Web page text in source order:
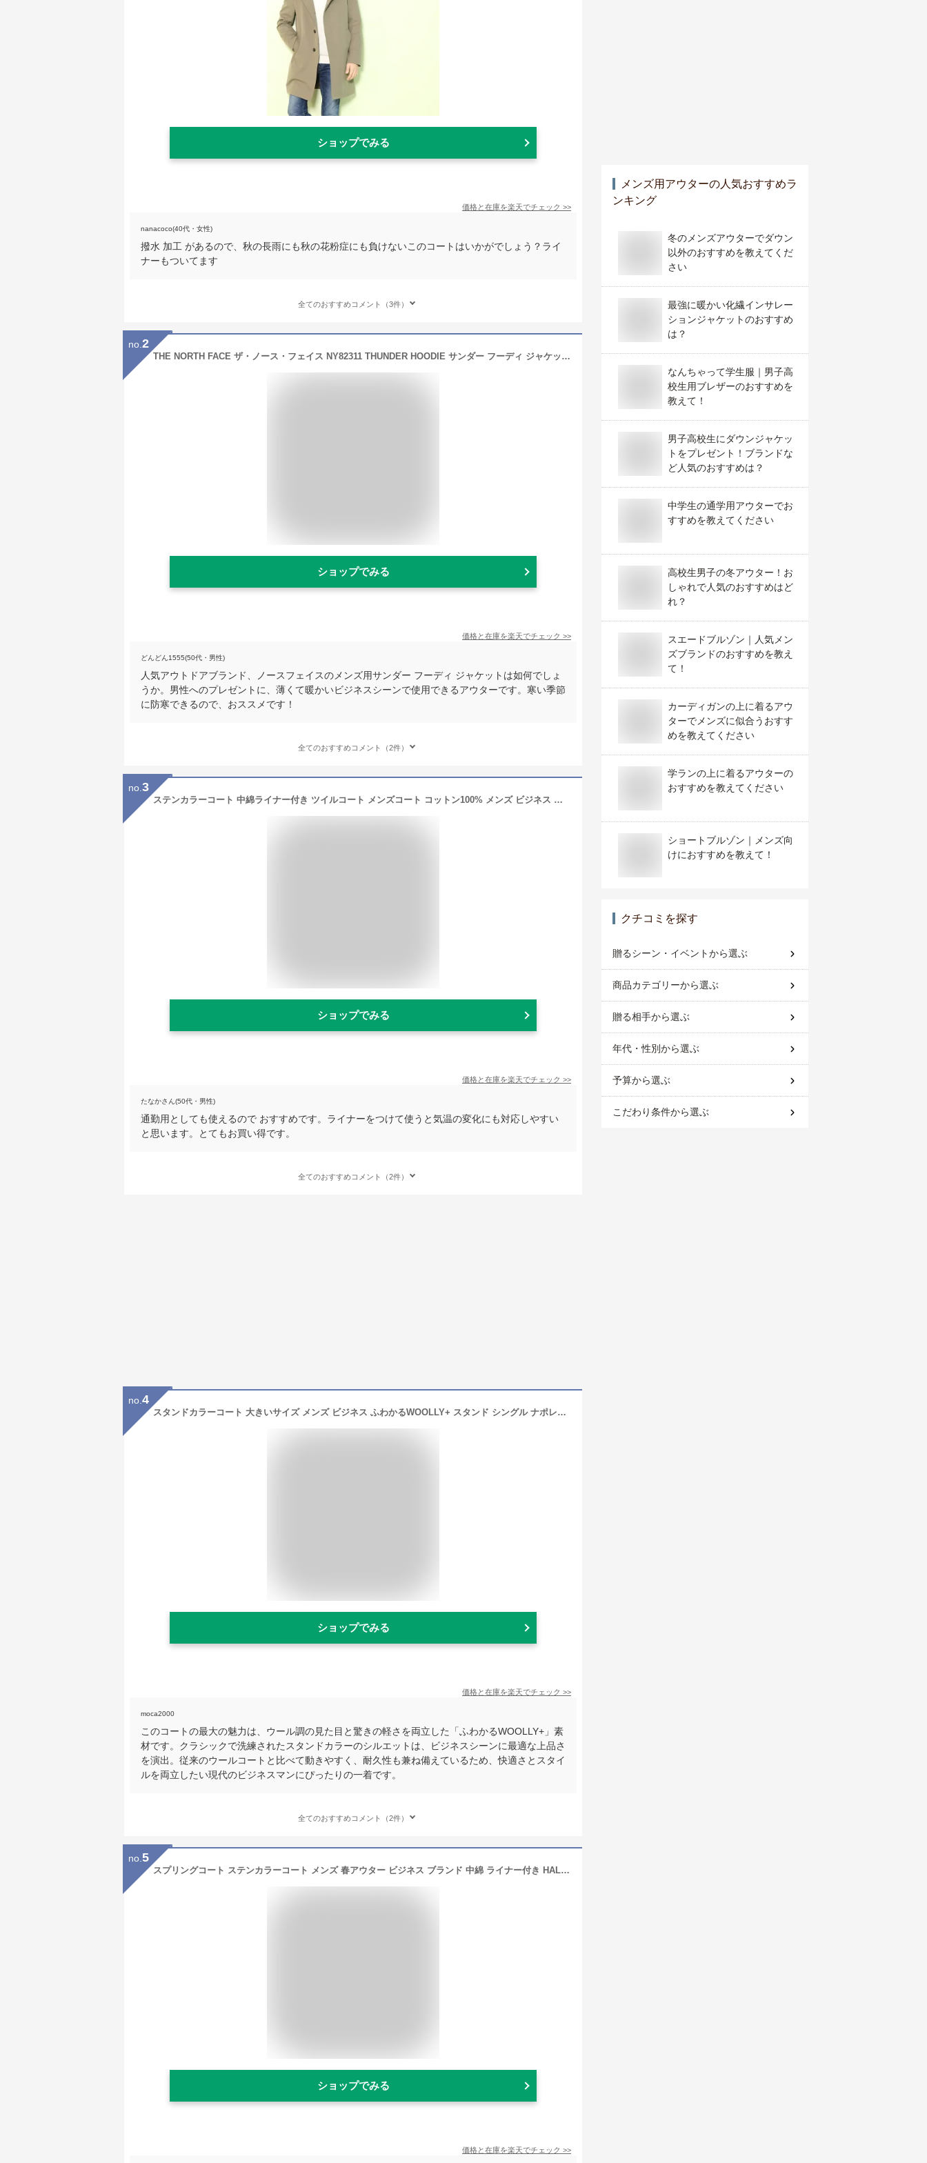
ショップでみる
価格と在庫を楽天でチェック >>
nanacoco(40代・女性)
撥水 加工 があるので、秋の長雨にも秋の花粉症にも負けないこのコートはいかがでしょう？ライ
ナーもついてます
全てのおすすめコメント（3件）
no. 2
THE NORTH FACE ザ・ノース・フェイス NY82311 THUNDER HOODIE サンダー フーディ ジャケット ハイブリッド ダウン パーカー アウター 光電子 撥水 軽量 保温 防寒 スーツ ビジネス アウトドア スポーツ メンズ ユニセックス 4カラー 国内正規 30%OFF セール
ショップでみる
価格と在庫を楽天でチェック >>
どんどん1555(50代・男性)
人気アウトドアブランド、ノースフェイスのメンズ用サンダー フーディ ジャケットは如何でしょ
うか。男性へのプレゼントに、薄くて暖かいビジネスシーンで使用できるアウターです。寒い季節
に防寒できるので、おススメです！
全てのおすすめコメント（2件）
no. 3
ステンカラーコート 中綿ライナー付き ツイルコート メンズコート コットン100% メンズ ビジネス スプリングコート 中綿 ライナー付き 綿100％ 大きいサイズ コットン きれいめ 通勤 仕事 アウター メンズアウター 冬 秋 春 無地 ギフト プレゼント 6F (08000282r)
ショップでみる
価格と在庫を楽天でチェック >>
たなかさん(50代・男性)
通勤用としても使えるので おすすめです。ライナーをつけて使うと気温の変化にも対応しやすい
と思います。とてもお買い得です。
全てのおすすめコメント（2件）
no. 4
スタンドカラーコート 大きいサイズ メンズ ビジネス ふわかるWOOLLY+ スタンド シングル ナポレオン アウター ロング 軽量 灰 紺 B＆T CLUB ビーアンドティークラブ 通勤 膝丈 軽量 ウール調
ショップでみる
価格と在庫を楽天でチェック >>
moca2000
このコートの最大の魅力は、ウール調の見た目と驚きの軽さを両立した「ふわかるWOOLLY+」素
材です。クラシックで洗練されたスタンドカラーのシルエットは、ビジネスシーンに最適な上品さ
を演出。従来のウールコートと比べて動きやすく、耐久性も兼ね備えているため、快適さとスタイ
ルを両立したい現代のビジネスマンにぴったりの一着です。
全てのおすすめコメント（2件）
no. 5
スプリングコート ステンカラーコート メンズ 春アウター ビジネス ブランド 中綿 ライナー付き HALEINE アレンヌ 綿100％ コットン シンプル きれいめ 通勤 仕事 アウター メンズコート メンズアウター 冬 秋 春 無地 ビジネスコート 暖かい (08000196r) ギフト プレゼント
ショップでみる
価格と在庫を楽天でチェック >>
メンズ用アウターの人気おすすめラ
ンキング
冬のメンズアウターでダウン
以外のおすすめを教えてくだ
さい
最強に暖かい化繊インサレー
ションジャケットのおすすめ
は？
なんちゃって学生服｜男子高
校生用ブレザーのおすすめを
教えて！
男子高校生にダウンジャケッ
トをプレゼント！ブランドな
ど人気のおすすめは？
中学生の通学用アウターでお
すすめを教えてください
高校生男子の冬アウター！お
しゃれで人気のおすすめはど
れ？
スエードブルゾン｜人気メン
ズブランドのおすすめを教え
て！
カーディガンの上に着るアウ
ターでメンズに似合うおすす
めを教えてください
学ランの上に着るアウターの
おすすめを教えてください
ショートブルゾン｜メンズ向
けにおすすめを教えて！
クチコミを探す
贈るシーン・イベントから選ぶ
商品カテゴリーから選ぶ
贈る相手から選ぶ
年代・性別から選ぶ
予算から選ぶ
こだわり条件から選ぶ